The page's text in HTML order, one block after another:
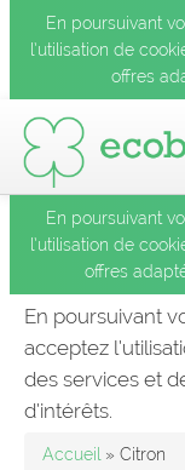
En poursuivant
l’utilisation de
offres
En poursuivant
l’utilisation de
offres
En poursuivant
acceptez
des services et
d’intérêts.
Accueil » Citron